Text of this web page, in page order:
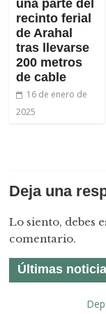
una parte del
recinto ferial
de Arahal
tras llevarse
200 metros
de cable
16 de enero de
2025
Deja una
Lo siento, debes
comentario.
Últimas